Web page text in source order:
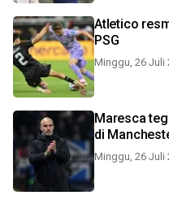
Atletico
PSG
Minggu, 26 Juli
Maresca
di
Minggu, 26 Juli